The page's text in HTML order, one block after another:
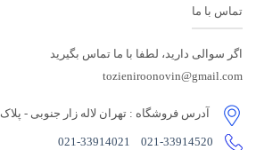
تماس با ما
اگر سوالی دارید، لطفا با ما تماس بگیرید
tozieniroonovin@gmail.com
آدرس فروشگاه : تهران لاله زار جنوبی - پلاک 227 طبقه اول
021-33914520
021-33914021